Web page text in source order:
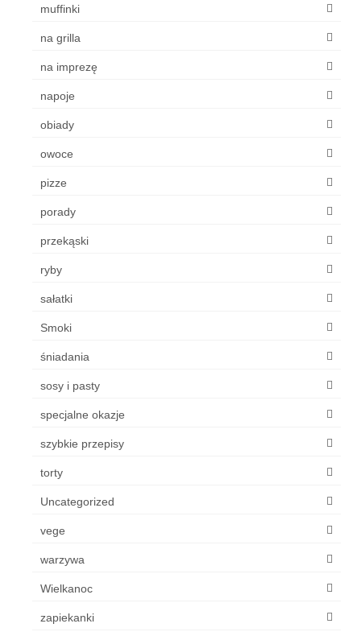
muffinki
na grilla
na imprezę
napoje
obiady
owoce
pizze
porady
przekąski
ryby
sałatki
Smoki
śniadania
sosy i pasty
specjalne okazje
szybkie przepisy
torty
Uncategorized
vege
warzywa
Wielkanoc
zapiekanki